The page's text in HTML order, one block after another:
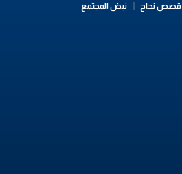
قصص نجاح نبض المجتمع